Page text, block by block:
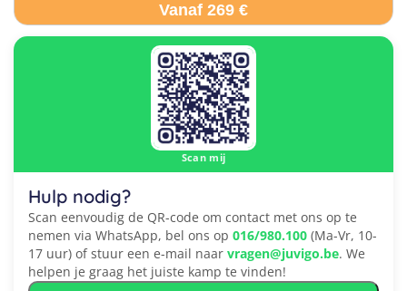
Vanaf 269 €
Scan mij
Hulp nodig?
Scan eenvoudig de QR-code om contact met ons op te
nemen via WhatsApp, bel ons op 016/980.100 (Ma-Vr, 10-
17 uur) of stuur een e-mail naar vragen@juvigo.be. We
helpen je graag het juiste kamp te vinden!